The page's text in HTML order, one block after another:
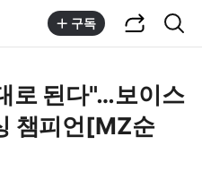
구독
로 된다"…보이스
챔피언[MZ순